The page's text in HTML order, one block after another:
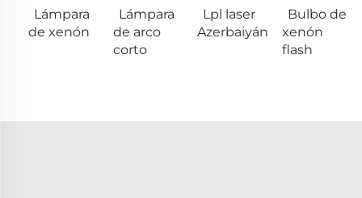
Lámpara
de xenón
Lámpara
de arco
corto
Lpl laser
Azerbaiyán
Bulbo de
xenón
flash